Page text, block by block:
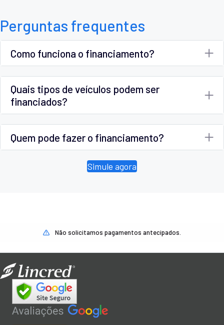
Perguntas frequentes
Como funciona o financiamento?
Quais tipos de veículos podem ser
financiados?
Quem pode fazer o financiamento?
Simule agora
Não solicitamos pagamentos antecipados.